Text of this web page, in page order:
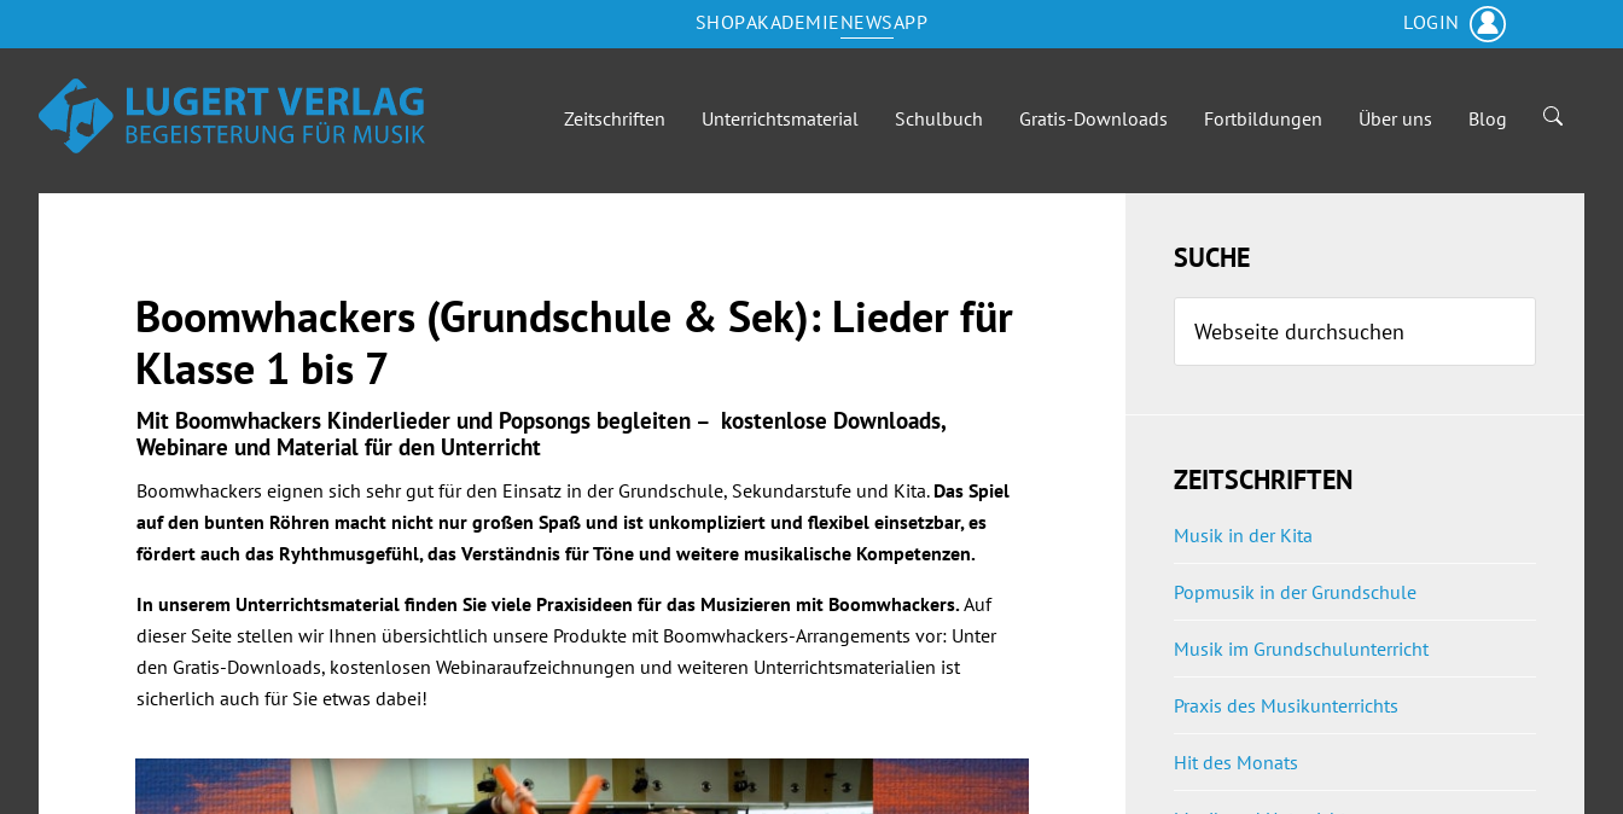
Inhalt
springen
to
secondary
navigation
Seitenspalte
springen
Fußzeile
springen
Zeitschriften
Unterrichtsmaterial Schulbuch Gratis-Downloads Fortbildungen Über uns Blog
Boomwhackers (Grundschule & Sek): Lieder für
Klasse 1 bis 7
Mit Boomwhackers Kinderlieder und Popsongs begleiten – kostenlose Downloads,
Webinare und Material für den Unterricht
Boomwhackers eignen sich sehr gut für den Einsatz in der Grundschule, Sekundarstufe und Kita. Das Spiel
auf den bunten Röhren macht nicht nur großen Spaß und ist unkompliziert und flexibel einsetzbar, es
fördert auch das Ryhthmusgefühl, das Verständnis für Töne und weitere musikalische Kompetenzen.
In unserem Unterrichtsmaterial finden Sie viele Praxisideen für das Musizieren mit Boomwhackers.Auf
dieser Seite stellen wir Ihnen übersichtlich unsere Produkte mit Boomwhackers-Arrangements vor: Unter
den Gratis-Downloads, kostenlosen Webinaraufzeichnungen und weiteren Unterrichtsmaterialien ist
sicherlich auch für Sie etwas dabei!
SUCHE
durchsuchen
ZEITSCHRIFTEN
Musik in der Kita
Popmusik in der Grundschule
Musik im Grundschulunterricht
Praxis des Musikunterrichts
Hit des Monats
SHOPAKADEMIENEWSAPP LOGIN